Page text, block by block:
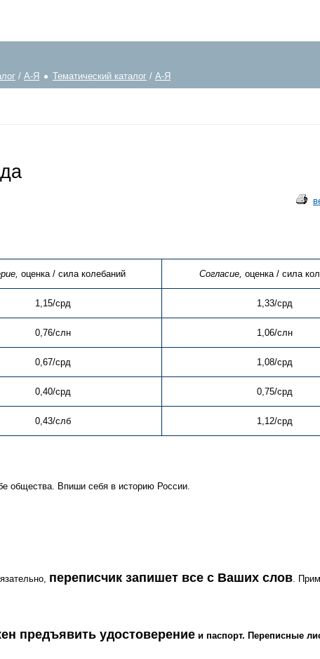
/ А-Я Тематический каталог / А-Я
оценка / сила колебаний Согласие, оценка / сила
1,15/срд 1,33/срд
0,76/слн 1,06/слн
0,67/срд 1,08/срд
0,40/срд 0,75/срд
0,43/слб 1,12/срд
общества. Впиши себя в историю России.
переписчик запишет все с Ваших слов .
предъявить удостоверение и паспорт. Переписные